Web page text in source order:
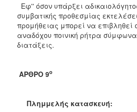
Εφ'' όσον υπάρξει
συμβατικής προθεσμίας
προμήθειας μπορεί να επιβληθεί
αναδόχου ποινική ρήτρα σύμφωνα
διατάξεις.
ΑΡΘΡΟ 9ο
Πλημμελής κατασκευή: